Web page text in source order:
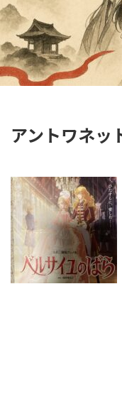
アントワネッ